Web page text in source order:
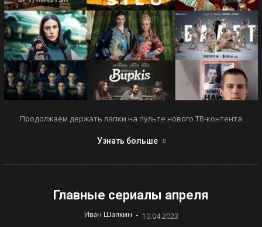
Продолжаем держать лапки на пульте нового ТВ-контента
Узнать больше
Главные сериалы апреля
Иван Шапкин - 10.04.2023